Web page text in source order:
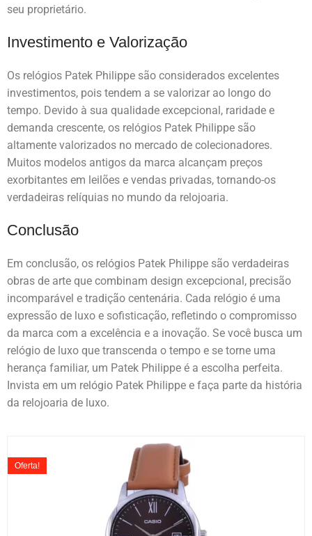
seu proprietário.
Investimento e Valorização
Os relógios Patek Philippe são considerados excelentes
investimentos, pois tendem a se valorizar ao longo do
tempo. Devido à sua qualidade excepcional, raridade e
demanda crescente, os relógios Patek Philippe são
altamente valorizados no mercado de colecionadores.
Muitos modelos antigos da marca alcançam preços
exorbitantes em leilões e vendas privadas, tornando-os
verdadeiras relíquias no mundo da relojoaria.
Conclusão
Em conclusão, os relógios Patek Philippe são verdadeiras
obras de arte que combinam design excepcional, precisão
incomparável e tradição centenária. Cada relógio é uma
expressão de luxo e sofisticação, refletindo o compromisso
da marca com a excelência e a inovação. Se você busca um
relógio de luxo que transcenda o tempo e se torne uma
herança familiar, um Patek Philippe é a escolha perfeita.
Invista em um relógio Patek Philippe e faça parte da história
da relojoaria de luxo.
Oferta!